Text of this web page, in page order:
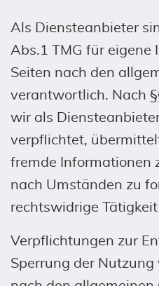
Als Diensteanbieter
Abs.1 TMG für eigene
Seiten nach den
verantwortlich. Nach
wir als
verpflichtet,
fremde Informationen
nach Umständen zu
rechtswidrige
Verpflichtungen zur
Sperrung der